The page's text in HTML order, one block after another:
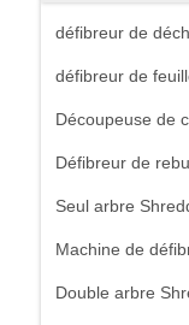
défibreur de
défibreur de
Découpeuse de
Défibreur de
Seul arbre
Machine de
Double arbre